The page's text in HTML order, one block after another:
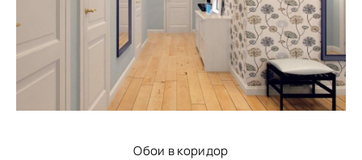
Обои в коридор